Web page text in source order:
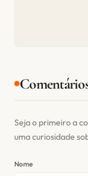
Seja o primeiro a
uma curiosidade
Nome